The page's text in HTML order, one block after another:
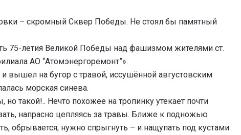
– скромный Сквер Победы. Не стоял бы памятный
75-летия Великой Победы над фашизмом жителями ст.
АО “Атомэнергоремонт”».
вышел на бугор с травой, иссушённой августовским
морская синева.
такой!.. Нечто похожее на тропинку утекает почти
напрасно цепляясь за травы. Ближе к подножью
обрывается; нужно спрыгнуть – и нащупать под кустами